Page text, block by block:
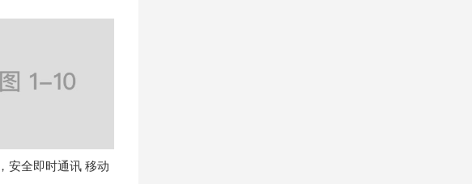
安全即时通讯 移动